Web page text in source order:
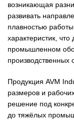
возникающая
развивать
плавностью
характеристик,
промышленном
производственных
Продукция AVM
размеров и
решение под
до тяжёлых